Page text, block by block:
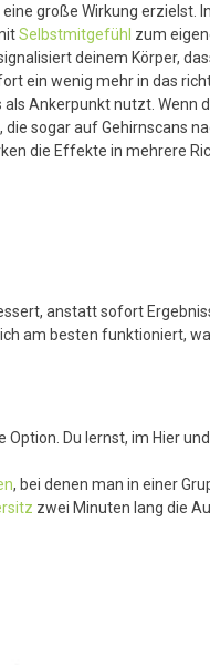
große Wirkung erzielst.
Selbstmitgefühl zum
deinem Körper,
ein wenig mehr in das
Ankerpunkt nutzt. Wenn
sogar auf Gehirnscans
die Effekte in mehrere
anstatt sofort
am besten funktioniert,
Option. Du lernst, im Hier
, bei denen man in einer
zwei Minuten lang die